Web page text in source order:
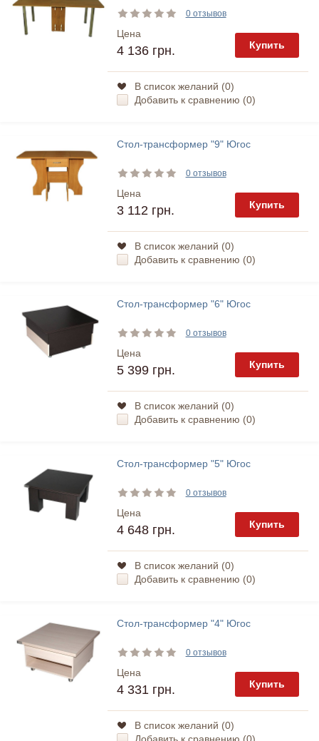
0 отзывов
Цена
4 136 грн. Купить
В список желаний (0)
Добавить к сравнению (0)
Стол-трансформер "9" Югос
0 отзывов
Цена
3 112 грн. Купить
В список желаний (0)
Добавить к сравнению (0)
Стол-трансформер "6" Югос
0 отзывов
Цена
5 399 грн. Купить
В список желаний (0)
Добавить к сравнению (0)
Стол-трансформер "5" Югос
0 отзывов
Цена
4 648 грн. Купить
В список желаний (0)
Добавить к сравнению (0)
Стол-трансформер "4" Югос
0 отзывов
Цена
4 331 грн. Купить
В список желаний (0)